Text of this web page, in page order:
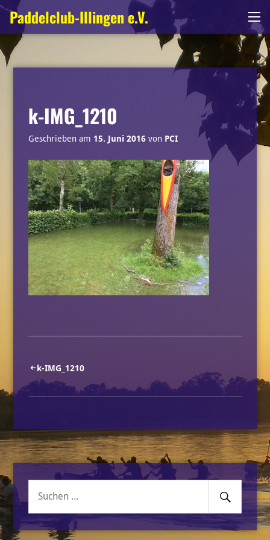
Zum
Inhalt
springen
Paddelclub-Illingen e.V.
k-IMG_1210
Geschrieben am 15. Juni 2016von PCI
Beitragsnavigation
k-IMG_1210
Suche
Senden